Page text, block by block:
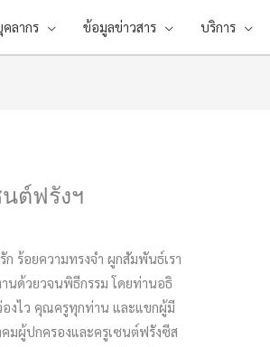
ลากร ข้อมูลข่าวสาร บริการ
ต์ฟรังฯ
ร้อยความทรงจำ ผูกสัมพันธ์เรา
นด้วยวจนพิธีกรรม โดยท่านอธิ
องไว คุณครูทุกท่าน และแขกผู้มี
มผู้ปกครองและครูเซนต์ฟรังซีส